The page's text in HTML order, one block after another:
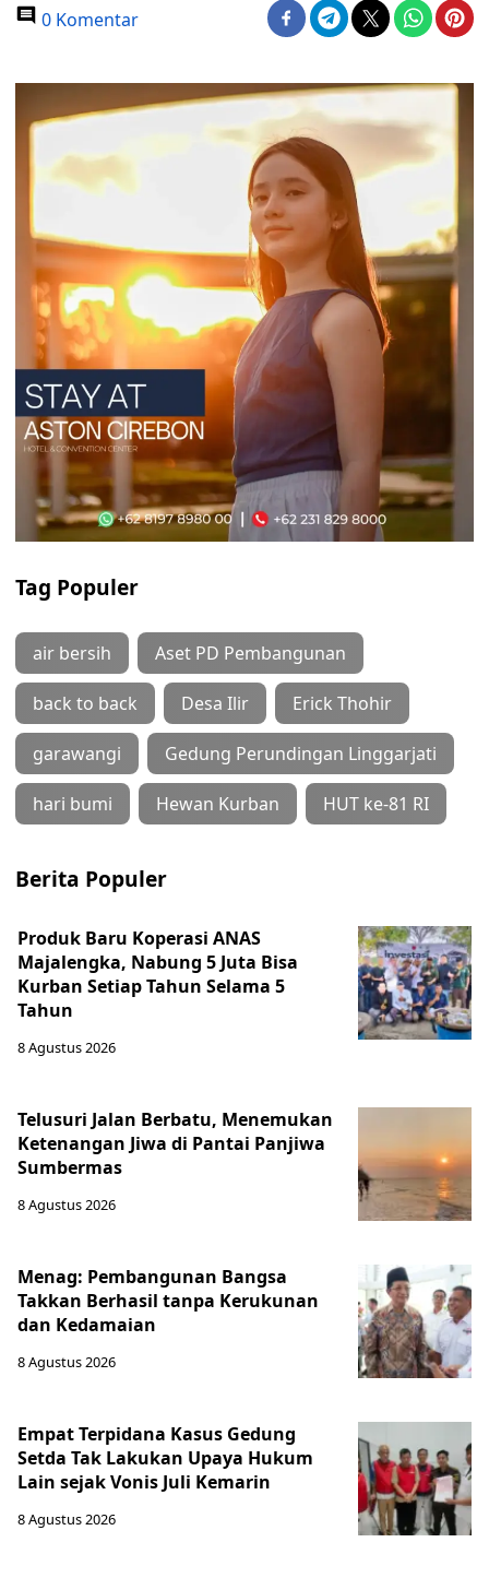
0 Komentar
Tag Populer
air bersih Aset PD Pembangunan
back to back Desa Ilir Erick Thohir
garawangi Gedung Perundingan Linggarjati
hari bumi Hewan Kurban HUT ke-81 RI
Berita Populer
Produk Baru Koperasi ANAS
Majalengka, Nabung 5 Juta Bisa
Kurban Setiap Tahun Selama 5
Tahun
8 Agustus 2026
Telusuri Jalan Berbatu, Menemukan
Ketenangan Jiwa di Pantai Panjiwa
Sumbermas
8 Agustus 2026
Menag: Pembangunan Bangsa
Takkan Berhasil tanpa Kerukunan
dan Kedamaian
8 Agustus 2026
Empat Terpidana Kasus Gedung
Setda Tak Lakukan Upaya Hukum
Lain sejak Vonis Juli Kemarin
8 Agustus 2026